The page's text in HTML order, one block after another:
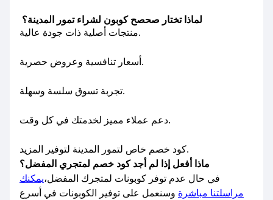
لماذا تختار صحصح كوبون لشراء تمور المدينة؟
منتجات أصلية ذات جودة عالية.
أسعار تنافسية وعروض حصرية.
تجربة تسوق سلسة وسهلة.
دعم عملاء مميز لخدمتك في كل وقت.
كود خصم خاص لتمور المدينة لتوفير المزيد.
ماذا أفعل إذا لم أجد كود خصم لمتجري المفضل؟
في حال عدم توفر كوبونات لمتجرك المفضل،يمكنك
مراسلتنا مباشرة وسنعمل على توفير الكوبونات في أسرع